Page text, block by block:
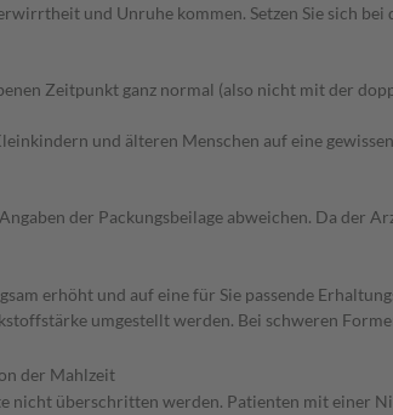
und Unruhe kommen. Setzen Sie sich
Zeitpunkt ganz normal (also nicht mit der
und älteren Menschen auf eine
der Packungsbeilage abweichen. Da der
erhöht und auf eine für Sie passende
umgestellt werden. Bei schweren
der Mahlzeit
nicht überschritten werden. Patienten mit einer